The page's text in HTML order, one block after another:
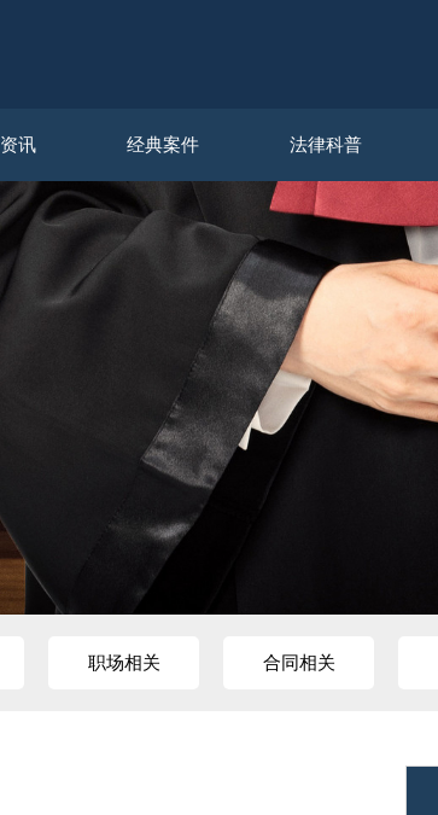
讯 经典案件 法律科普
职场相关 合同相关